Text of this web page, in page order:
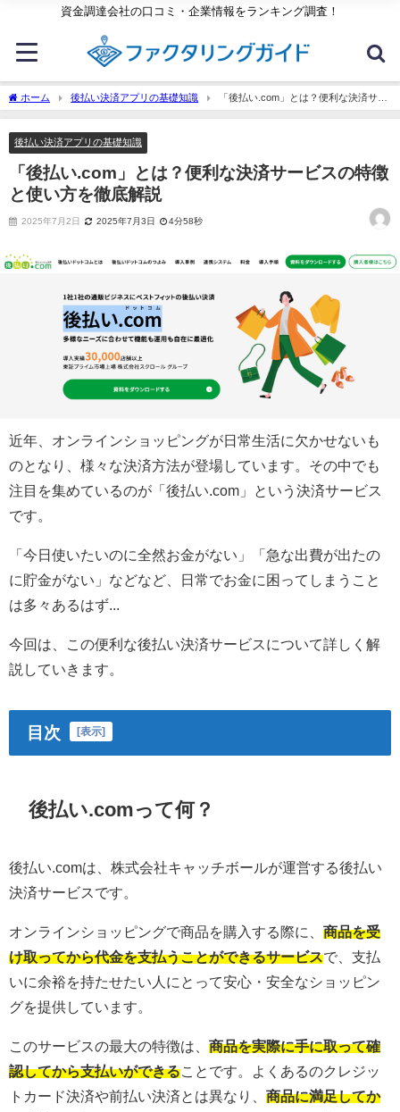
資金調達会社の口コミ・企業情報をランキング調査！
ホーム 後払い決済アプリの基礎知識
「後払い.com」とは？便利な決済サー
ビスの特徴と使い方を徹底解説
後払い決済アプリの基礎知識
「後払い.com」とは？便利な決済サービスの特徴
と使い方を徹底解説
2025年7月2日 2025年7月3日 4分58秒
近年、オンラインショッピングが日常生活に欠かせないも
のとなり、様々な決済方法が登場しています。その中でも
注目を集めているのが「後払い.com」という決済サービス
です。
「今日使いたいのに全然お金がない」「急な出費が出たの
に貯金がない」などなど、日常でお金に困ってしまうこと
は多々あるはず...
今回は、この便利な後払い決済サービスについて詳しく解
説していきます。
目次 表示
後払い.comって何？
後払い.comは、株式会社キャッチボールが運営する後払い
決済サービスです。
オンラインショッピングで商品を購入する際に、 商品を受
け取ってから代金を支払うことができるサービスで、支払
いに余裕を持たせたい人にとって安心・安全なショッピン
グを提供しています。
このサービスの最大の特徴は、 商品を実際に手に取って確
認してから支払いができる ことです。よくあるのクレジッ
トカード決済や前払い決済とは異なり、 商品に満足してか